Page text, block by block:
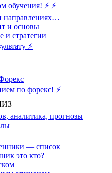
обучения! ⚡ ⚡
направлениях…
и основы
и стратегии
⚡️
по форекс! ⚡
аналитика, прогнозы
— список
это кто?